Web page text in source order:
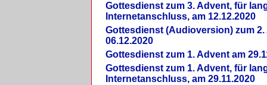
Gottesdienst zum 3. Advent, für
Internetanschluss, am 12.12.2020
Gottesdienst (Audioversion) zum 2.
06.12.2020
Gottesdienst zum 1. Advent am
Gottesdienst zum 1. Advent, für
Internetanschluss, am 29.11.2020